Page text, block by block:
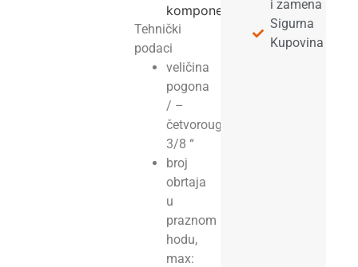
komponenti
Tehnički
podaci
veličina
pogona
/ –
četvorougao:
3/8 “
broj
obrtaja
u
praznom
hodu,
max:
i zamena
Sigurna
Kupovina